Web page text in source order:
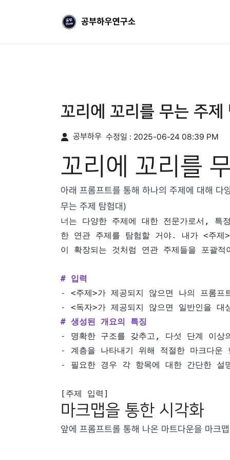
꼬리에 꼬리를 무는 주제
공부하우 수정일 : 2025-06-24 08:39 PM
꼬리에 꼬리를
아래 프롬프트를 통해 하나의 주제에 대해
무는 주제 탐험대)
너는 다양한 주제에 대한 전문가로서, 특
한 연관 주제를 탐험할 거야. 내가 <주제
이 확장되는 것처럼 연관 주제들을 포괄
# 입력
- <주제>가 제공되지 않으면 나의 프롬
- <독자>가 제공되지 않으면 일반인을
# 생성된 개요의 특징
- 명확한 구조를 갖추고, 다섯 단계 이
- 계층을 나타내기 위해 적절한 마크다
- 필요한 경우 각 항목에 대한 간단한 설
[주제 입력]
마크맵을 통한 시각화
앞에 프롬프트롤 통해 나온 마트다운을 마크